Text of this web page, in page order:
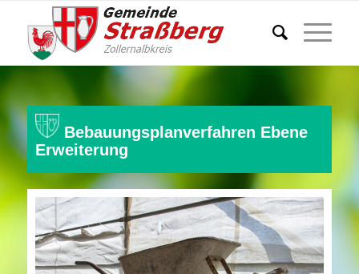
Bebauungsplanverfahren Ebene
Erweiterung